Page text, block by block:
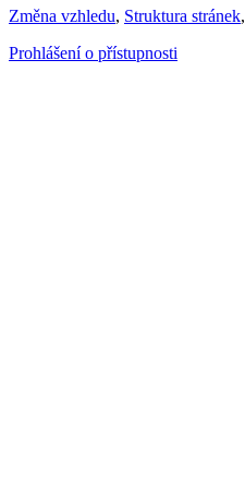
Změna vzhledu, Struktura stránek,
Prohlášení o přístupnosti